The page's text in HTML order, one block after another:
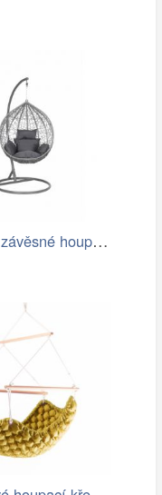
Skládací závěsné houpací křeslo…